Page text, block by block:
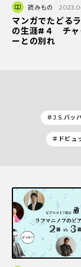
読みもの
マンガでたどる
の生涯#４ チャ
ーとの別れ
＃J.S.バッ
＃ドビュ